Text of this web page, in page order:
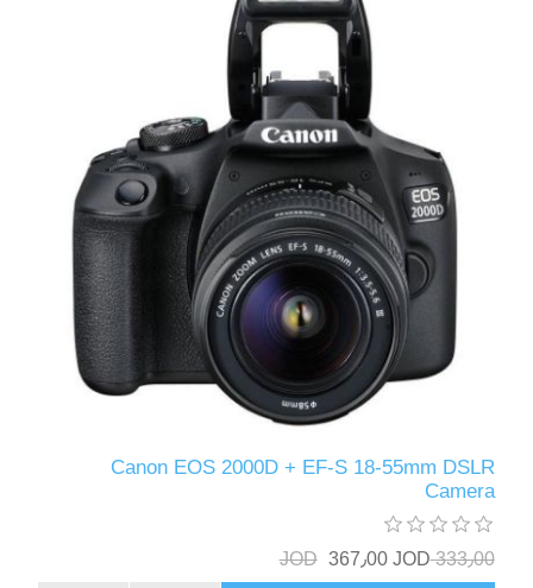
Canon EOS 2000D + EF-S 18-55mm DSLR
Camera
333٫00 JOD 367٫00 JOD